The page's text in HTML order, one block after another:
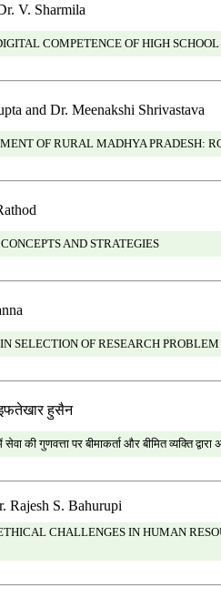
V. Sharmila
COMPETENCE OF HIGH
and Dr. Meenakshi Shrivastava
OF RURAL MADHYA PRADESH:
AND STRATEGIES
SELECTION OF RESEARCH PROBLEM
इफतेखार हुसैन
सेवा की गुणवत्ता पर बीमाकर्ता और बीमित व्यक्ति
Rajesh S. Bahurupi
CHALLENGES IN HUMAN